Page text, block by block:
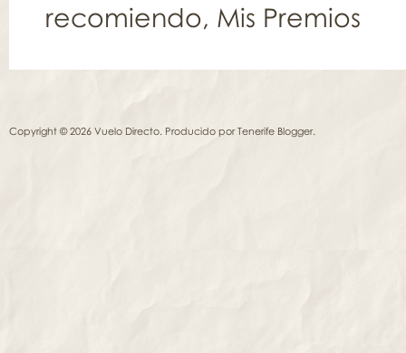
recomiendo, Mis Premios
Copyright © 2026 Vuelo Directo. Producido porTenerife Blogger.